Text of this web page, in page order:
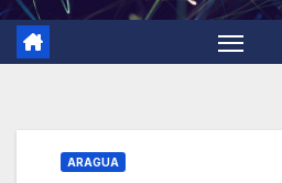
ARAGUA